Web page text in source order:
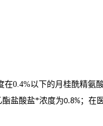
在0.4%以下的月桂酰精氨
盐酸盐*浓度为0.8%；在